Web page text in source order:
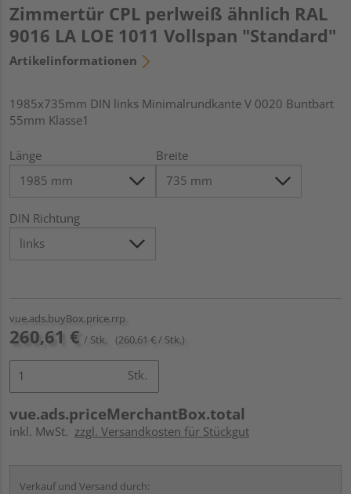
Zimmertür CPL perlweiß ähnlich RAL
9016 LA LOE 1011 Vollspan "Standard"
Artikelinformationen
1985x735mm DIN links Minimalrundkante V 0020 Buntbart
55mm Klasse1
Länge Breite
DIN Richtung
vue.ads.buyBox.price.rrp
260,61 € / Stk. (260,61 € / Stk.)
Stk.
vue.ads.priceMerchantBox.total
inkl. MwSt. zzgl. Versandkosten für Stückgut
Verkauf und Versand durch: